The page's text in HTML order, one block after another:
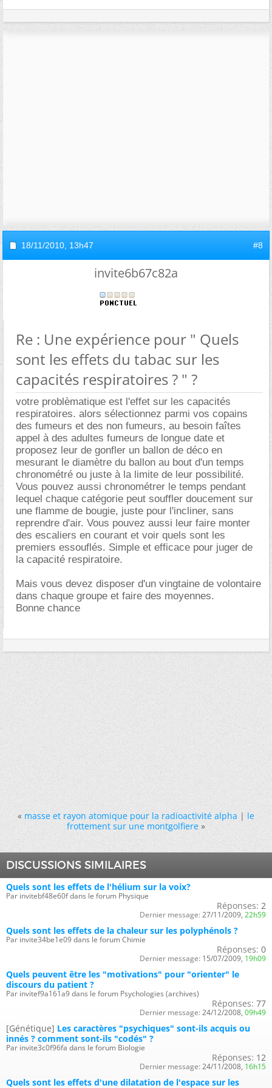
18/11/2010, 13h47 #8
invite6b67c82a
Re : Une expérience pour " Quels
sont les effets du tabac sur les
capacités respiratoires ? " ?
votre problèmatique est l'effet sur les capacités
respiratoires. alors sélectionnez parmi vos copains
des fumeurs et des non fumeurs, au besoin faîtes
appel à des adultes fumeurs de longue date et
proposez leur de gonfler un ballon de déco en
mesurant le diamètre du ballon au bout d'un temps
chronométré ou juste à la limite de leur possibilité.
Vous pouvez aussi chronométrer le temps pendant
lequel chaque catégorie peut souffler doucement sur
une flamme de bougie, juste pour l'incliner, sans
reprendre d'air. Vous pouvez aussi leur faire monter
des escaliers en courant et voir quels sont les
premiers essouflés. Simple et efficace pour juger de
la capacité respiratoire.
Mais vous devez disposer d'un vingtaine de volontaire
dans chaque groupe et faire des moyennes.
Bonne chance
« masse et rayon atomique pour la radioactivité alpha|le
frottement sur une montgolfiere »
DISCUSSIONS SIMILAIRES
Quels sont les effets de l'hélium sur la voix?
Par invitebf48e60f dans le forum Physique
Réponses: 2
Dernier message: 27/11/2009, 22h59
Quels sont les effets de la chaleur sur les polyphénols ?
Par invite34be1e09 dans le forum Chimie
Réponses: 0
Dernier message: 15/07/2009, 19h09
Quels peuvent être les "motivations" pour "orienter" le
discours du patient ?
Par invitef9a161a9 dans le forum Psychologies (archives)
Réponses: 77
Dernier message: 24/12/2008, 09h49
[Génétique] Les caractères "psychiques" sont-ils acquis ou
innés ? comment sont-ils "codés" ?
Par invite3c0f96fa dans le forum Biologie
Réponses: 12
Dernier message: 24/11/2008, 16h15
Quels sont les effets d'une dilatation de l'espace sur les